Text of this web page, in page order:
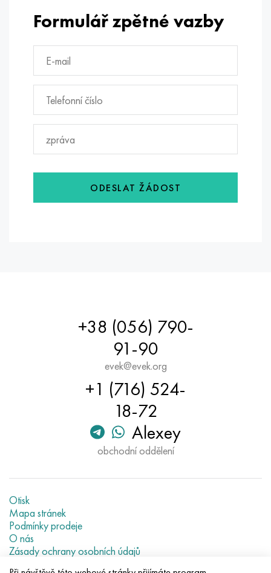
Formulář zpětné vazby
ODESLAT ŽÁDOST
+38 (056) 790-
91-90
evek@evek.org
+1 (716) 524-
18-72
Alexey
obchodní oddělení
Otisk
Mapa stránek
Podmínky prodeje
O nás
Zásady ochrany osobních údajů